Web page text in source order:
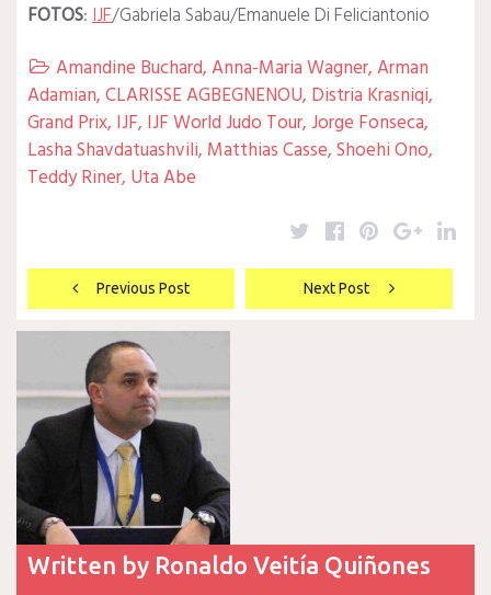
FOTOS:IJF/Gabriela Sabau/Emanuele Di Feliciantonio
 Amandine Buchard,Anna-Maria Wagner,Arman
Adamian,CLARISSE AGBEGNENOU, Distria Krasniqi,
Grand Prix, IJF, IJF World Judo Tour,Jorge Fonseca,
Lasha Shavdatuashvili, Matthias Casse,Shoehi Ono,
Teddy Riner, Uta Abe
Navegación
de
entradas
Previous Post Next Post
Twitter
Facebook
Pinterest
Written by Ronaldo Veitía Quiñones